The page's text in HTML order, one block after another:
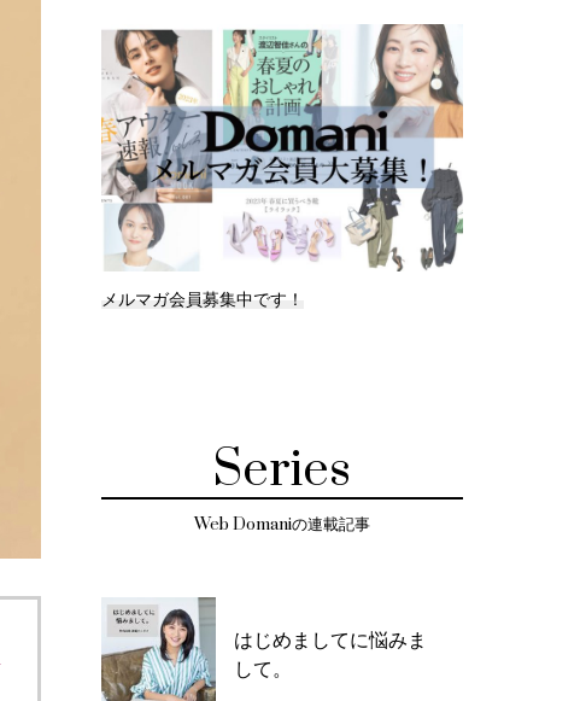
メルマガ会員募集中です！
Series
Web Domaniの連載記事
はじめましてに悩みま
して。